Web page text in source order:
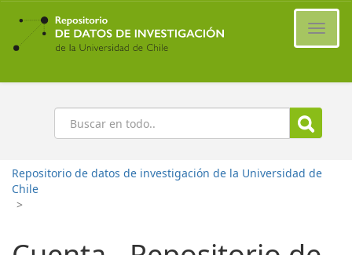
Ir
contenido
principal
Buscar
Repositorio de datos de investigación de la Universidad de
Chile
>